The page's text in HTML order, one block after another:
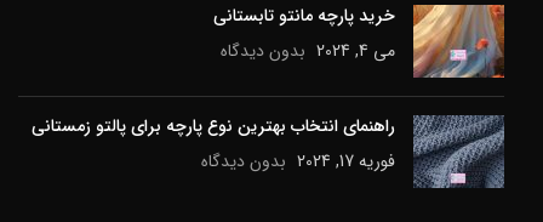
خرید پارچه مانتو تابستانی
می 4, 2024
بدون دیدگاه
راهنمای انتخاب بهترین نوع پارچه برای پالتو زمستانی
فوریه 17, 2024
بدون دیدگاه